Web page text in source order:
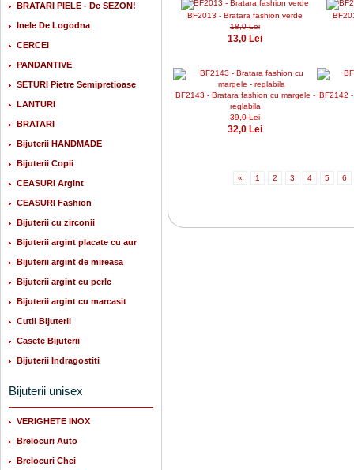
BRATARI PIELE - De SEZON!
Inele De Logodna
CERCEI
PANDANTIVE
SETURI Pietre Semipretioase
LANTURI
BRATARI
Bijuterii HANDMADE
Bijuterii Copii
CEASURI Argint
CEASURI Fashion
Bijuterii cu zirconii
Bijuterii argint placate cu aur
Bijuterii argint de mireasa
Bijuterii argint cu perle
Bijuterii argint cu marcasit
Cutii Bijuterii
Casete Bijuterii
Bijuterii Indragostiti
Bijuterii unisex
VERIGHETE INOX
Brelocuri Auto
Brelocuri Chei
BF2013 - Bratara fashion verde
18,0 Lei
13,0 Lei
BF2143 - Bratara fashion cu margele -
reglabila
39,0 Lei
32,0 Lei
BF2142
« 1 2 3 4 5 6